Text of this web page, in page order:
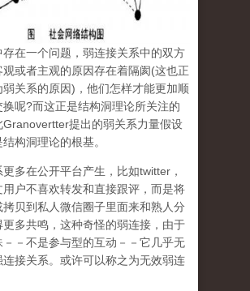
存在一个问题，弱连接关系中的双方
观或者主观的原因存在着隔阂(这也正
弱关系的原因)，他们怎样才能更加顺
呢?而这正是结构洞理论所关注的
Granovertter提出的弱关系力量假设
构洞理论的根基。
多在公开平台产生，比如twitter，
用户不喜欢转发和直接跟评，而是将
拷贝到私人微信圈子里面来和熟人分
更多共鸣，这种奇怪的弱连接，由于
－－不是参与型的互动－－它几乎无
连接关系。或许可以称之为无效弱连